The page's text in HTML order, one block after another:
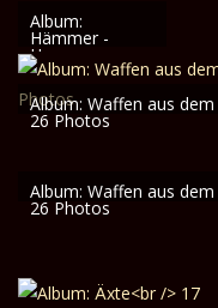
Album:
Hämmer -
Hammers
52 Photos
Album: Waffen aus
26 Photos
Album: Waffen aus
26 Photos